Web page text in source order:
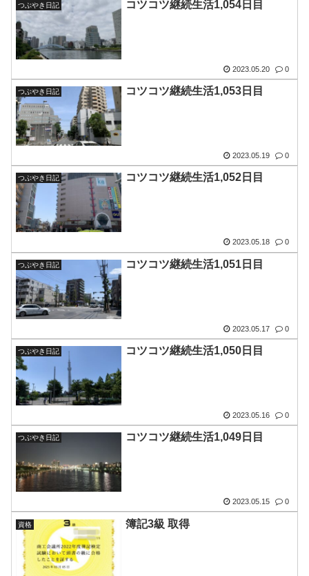
つぶやき日記 コツコツ継続生活1,054日目
2023.05.20 0
つぶやき日記 コツコツ継続生活1,053日目
2023.05.19 0
つぶやき日記 コツコツ継続生活1,052日目
2023.05.18 0
つぶやき日記 コツコツ継続生活1,051日目
2023.05.17 0
つぶやき日記 コツコツ継続生活1,050日目
2023.05.16 0
つぶやき日記 コツコツ継続生活1,049日目
2023.05.15 0
資格 簿記3級 取得